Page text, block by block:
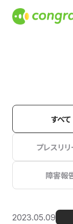
すべて
プレスリ
障害報
2023.05.09